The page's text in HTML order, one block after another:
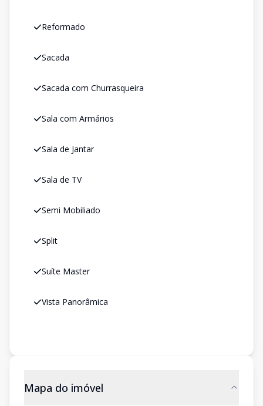
Reformado
Sacada
Sacada com Churrasqueira
Sala com Armários
Sala de Jantar
Sala de TV
Semi Mobiliado
Split
Suíte Master
Vista Panorâmica
Mapa do imóvel